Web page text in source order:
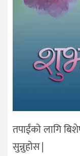
तपाईंको लागि
सुन्नुहोस |